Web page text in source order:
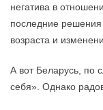
негатива в
последние решения
возраста и
А вот Беларусь, по
себя». Однако